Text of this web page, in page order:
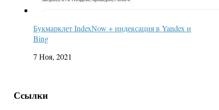
Букмарклет IndexNow + индексация в Yandex и
Bing
7 Ноя, 2021
Ссылки